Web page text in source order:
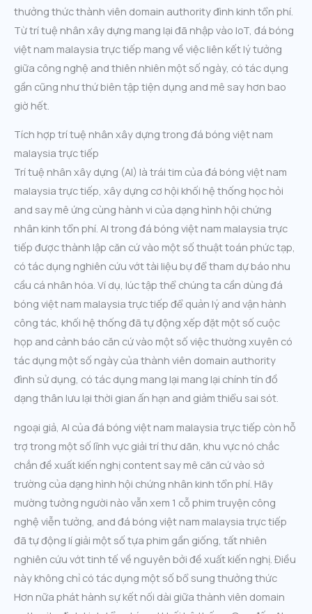
thưởng thức thành viên domain authority đình kinh tổn phí.
Từ trí tuệ nhân xây dựng mang lại đã nhập vào IoT, đá bóng
việt nam malaysia trực tiếp mang về việc liên kết lý tưởng
giữa công nghệ and thiên nhiên một số ngày, có tác dụng
gần cũng như thứ biên tập tiện dụng and mê say hơn bao
giờ hết.
Tích hợp trí tuệ nhân xây dựng trong đá bóng việt nam
malaysia trực tiếp
Trí tuệ nhân xây dựng (AI) là trái tim của đá bóng việt nam
malaysia trực tiếp, xây dựng cơ hội khối hệ thống học hỏi
and say mê ứng cùng hành vi của dạng hình hội chứng
nhân kinh tổn phí. AI trong đá bóng việt nam malaysia trực
tiếp được thành lập căn cứ vào một số thuật toán phức tạp,
có tác dụng nghiên cứu vớt tài liệu bự để tham dự báo nhu
cầu cá nhân hóa. Ví dụ, lúc tập thể chúng ta cần dùng đá
bóng việt nam malaysia trực tiếp để quản lý and vận hành
công tác, khối hệ thống đã tự động xếp đặt một số cuộc
họp and cảnh báo căn cứ vào một số việc thường xuyên có
tác dụng một số ngày của thành viên domain authority
đình sử dụng, có tác dụng mang lại mang lại chính tín đồ
dạng thân lưu lại thời gian ấn hạn and giảm thiểu sai sót.
ngoại giả, AI của đá bóng việt nam malaysia trực tiếp còn hỗ
trợ trong một số lĩnh vực giải trí thư dãn, khu vực nó chắc
chắn đề xuất kiến nghị content say mê căn cứ vào sở
trường của dạng hình hội chứng nhân kinh tổn phí. Hãy
mường tưởng người nào vẫn xem 1 cỗ phim truyện công
nghệ viễn tưởng, and đá bóng việt nam malaysia trực tiếp
đã tự động lí giải một số tựa phim gần giống, tất nhiên
nghiên cứu vớt tinh tế về nguyên bởi đề xuất kiến nghị. Điều
này không chỉ có tác dụng một số bổ sung thưởng thức
Hơn nữa phát hành sự kết nối dài giữa thành viên domain